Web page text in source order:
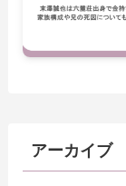
アーカイブ